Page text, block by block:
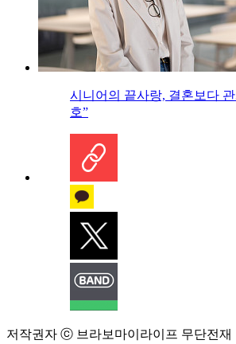
시니어의 끝사랑, 결혼보다
호”
저작권자 ⓒ 브라보마이라이프 무단전재